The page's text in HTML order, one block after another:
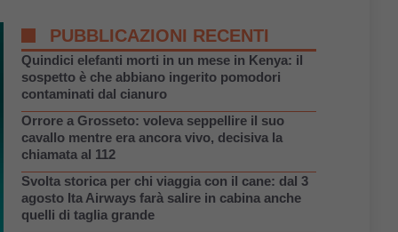
PUBBLICAZIONI RECENTI
Quindici elefanti morti in un mese in Kenya: il
sospetto è che abbiano ingerito pomodori
contaminati dal cianuro
Orrore a Grosseto: voleva seppellire il suo
cavallo mentre era ancora vivo, decisiva la
chiamata al 112
Svolta storica per chi viaggia con il cane: dal 3
agosto Ita Airways farà salire in cabina anche
quelli di taglia grande